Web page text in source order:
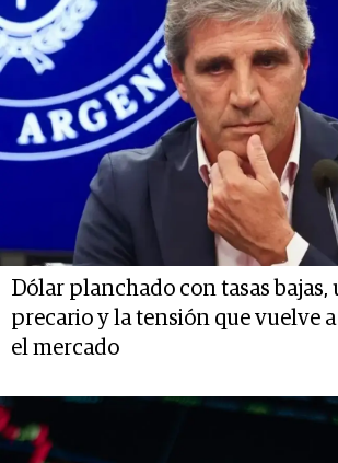
Dólar planchado con tasas
precario y la tensión que vuelve
el mercado